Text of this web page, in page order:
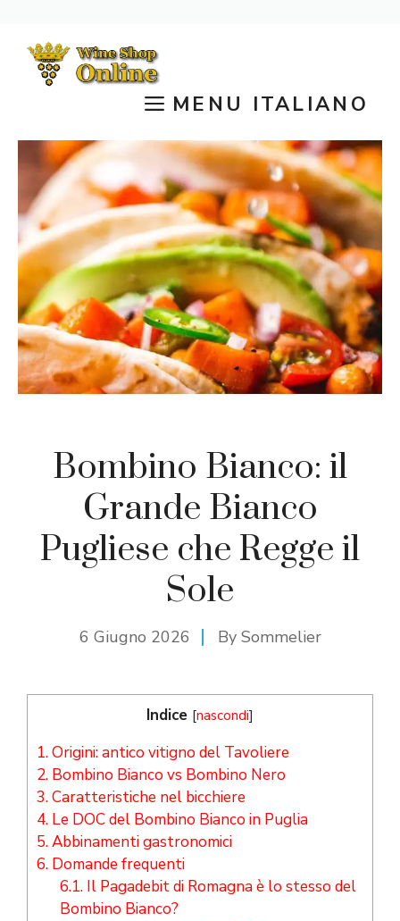
contenuto
MENU ITALIANO
Bombino Bianco: il
Grande Bianco
Pugliese che Regge il
Sole
6 Giugno 2026 By Sommelier
Indice [nascondi]
1.Origini: antico vitigno del Tavoliere
2. Bombino Bianco vs Bombino Nero
3.Caratteristiche nel bicchiere
4. Le DOC del Bombino Bianco in Puglia
5.Abbinamenti gastronomici
6. Domande frequenti
6.1.Il Pagadebit di Romagna è lo stesso del
Bombino Bianco?